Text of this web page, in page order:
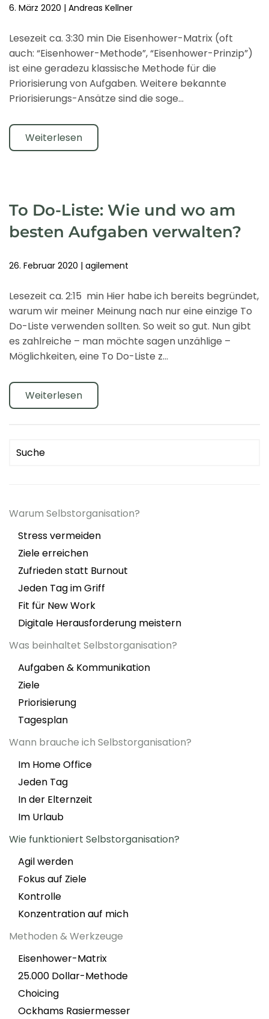
6. März 2020 | Andreas Kellner
Lesezeit ca. 3:30 min Die Eisenhower-Matrix (oft
auch: “Eisenhower-Methode”, “Eisenhower-Prinzip”)
ist eine geradezu klassische Methode für die
Priorisierung von Aufgaben. Weitere bekannte
Priorisierungs-Ansätze sind die soge…
Weiterlesen
To Do-Liste: Wie und wo am
besten Aufgaben verwalten?
26. Februar 2020 | agilement
Lesezeit ca. 2:15 min Hier habe ich bereits begründet,
warum wir meiner Meinung nach nur eine einzige To
Do-Liste verwenden sollten. So weit so gut. Nun gibt
es zahlreiche – man möchte sagen unzählige –
Möglichkeiten, eine To Do-Liste z…
Weiterlesen
Warum Selbstorganisation?
Stress vermeiden
Ziele erreichen
Zufrieden statt Burnout
Jeden Tag im Griff
Fit für New Work
Digitale Herausforderung meistern
Was beinhaltet Selbstorganisation?
Aufgaben & Kommunikation
Ziele
Priorisierung
Tagesplan
Wann brauche ich Selbstorganisation?
Im Home Office
Jeden Tag
In der Elternzeit
Im Urlaub
Wie funktioniert Selbstorganisation?
Agil werden
Fokus auf Ziele
Kontrolle
Konzentration auf mich
Methoden & Werkzeuge
Eisenhower-Matrix
25.000 Dollar-Methode
Choicing
Ockhams Rasiermesser